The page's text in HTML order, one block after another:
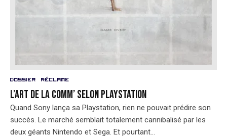
Dossier Réclame
L’art de la comm’ selon Playstation
Quand Sony lança sa Playstation, rien ne pouvait prédire son
succès. Le marché semblait totalement cannibalisé par les
deux géants Nintendo et Sega. Et pourtant...